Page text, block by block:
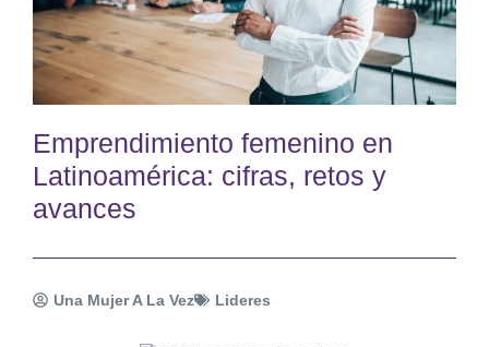
Emprendimiento femenino en
Latinoamérica: cifras, retos y
avances
Una Mujer A La Vez Lideres